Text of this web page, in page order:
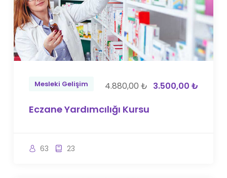
Mesleki Gelişim 4.880,00 ₺ 3.500,00 ₺
Eczane Yardımcılığı Kursu
63 23